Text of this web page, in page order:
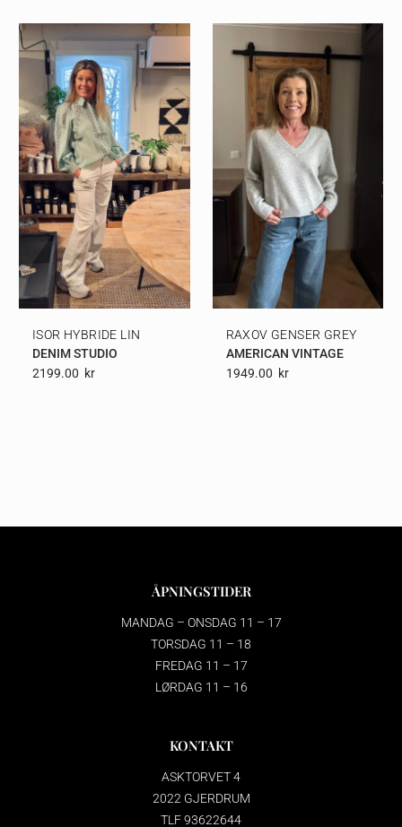
ISOR HYBRIDE LIN
DENIM STUDIO
2199.00 Kr
RAXOV GENSER GREY
AMERICAN VINTAGE
1949.00 Kr
ÅPNINGSTIDER
MANDAG – ONSDAG 11 – 17
TORSDAG 11 – 18
FREDAG 11 – 17
LØRDAG 11 – 16
KONTAKT
ASKTORVET 4
2022 GJERDRUM
TLF 93622644